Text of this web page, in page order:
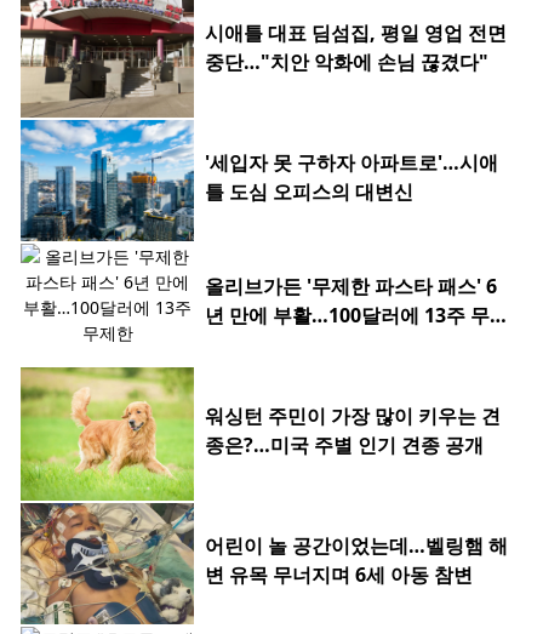
시애틀 대표 딤섬집, 평일 영업 전면
중단…"치안 악화에 손님 끊겼다"
'세입자 못 구하자 아파트로'…시애
틀 도심 오피스의 대변신
올리브가든 '무제한 파스타 패스' 6
년 만에 부활…100달러에 13주 무제
워싱턴 주민이 가장 많이 키우는 견
종은?…미국 주별 인기 견종 공개
어린이 놀 공간이었는데…벨링햄 해
변 유목 무너지며 6세 아동 참변